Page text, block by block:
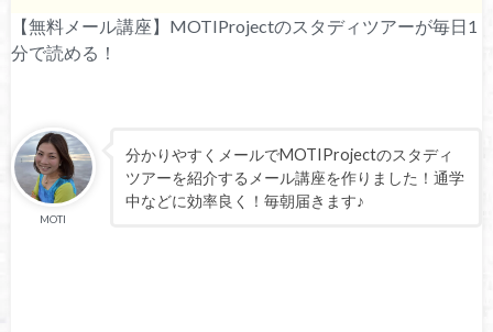
【無料メール講座】MOTIProjectのスタディツアーが毎日1
分で読める！
MOTI
分かりやすくメールでMOTIProjectのスタディ
ツアーを紹介するメール講座を作りました！通学
中などに効率良く！毎朝届きます♪